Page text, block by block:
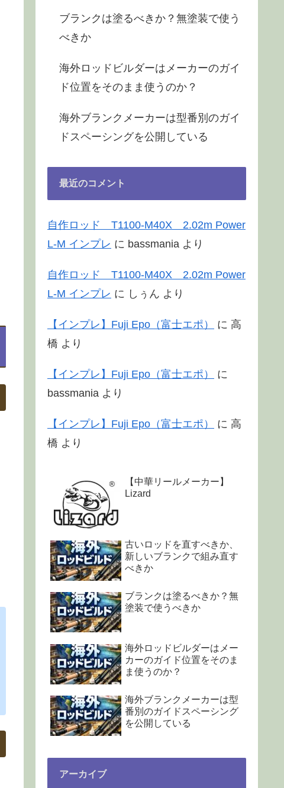
ブランクは塗るべきか？無塗装で使う
べきか
海外ロッドビルダーはメーカーのガイ
ド位置をそのまま使うのか？
海外ブランクメーカーは型番別のガイ
ドスペーシングを公開している
最近のコメント
自作ロッド T1100-M40X 2.02m Power
L-M インプレ に bassmania より
自作ロッド T1100-M40X 2.02m Power
L-M インプレ に しぅん より
【インプレ】Fuji Epo（富士エポ） に 高
橋 より
【インプレ】Fuji Epo（富士エポ）
に
bassmania より
【インプレ】Fuji Epo（富士エポ） に 高
橋 より
【中華リールメーカー】
Lizard
古いロッドを直すべきか、
新しいブランクで組み直す
べきか
ブランクは塗るべきか？無
塗装で使うべきか
海外ロッドビルダーはメー
カーのガイド位置をそのま
ま使うのか？
海外ブランクメーカーは型
番別のガイドスペーシング
を公開している
アーカイブ